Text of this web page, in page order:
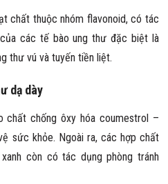
chất thuộc nhóm flavonoid, có tác
các tế bào ung thư đặc biệt là
thư vú và tuyến tiền liệt.
dạ dày
chất chống ôxy hóa coumestrol –
sức khỏe. Ngoài ra, các hợp chất
còn có tác dụng phòng tránh